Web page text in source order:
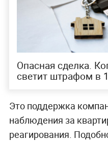
Опасная сделка.
светит штрафом в
Это поддержка
наблюдения за
реагирования.